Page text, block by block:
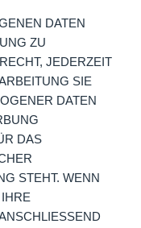
DATEN
ZU
JEDERZEIT
SIE
DATEN
DAS
STEHT. WENN